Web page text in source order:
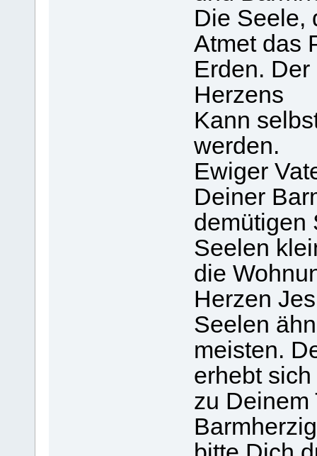
Die Seele,
Atmet das
Erden.
Herzens
Kann
werden.
Ewiger
Deiner
demütigen
Seelen
die
Herzen
Seelen
meisten.
erhebt
zu Deinem